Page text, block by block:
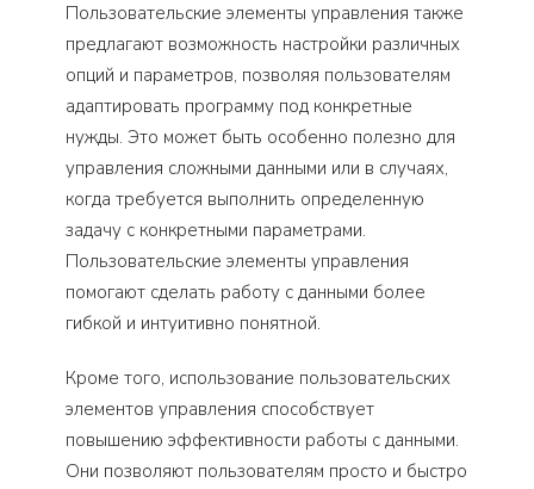
Пользовательские элементы управления также
предлагают возможность настройки различных
опций и параметров, позволяя пользователям
адаптировать программу под конкретные
нужды. Это может быть особенно полезно для
управления сложными данными или в случаях,
когда требуется выполнить определенную
задачу с конкретными параметрами.
Пользовательские элементы управления
помогают сделать работу с данными более
гибкой и интуитивно понятной.
Кроме того, использование пользовательских
элементов управления способствует
повышению эффективности работы с данными.
Они позволяют пользователям просто и быстро